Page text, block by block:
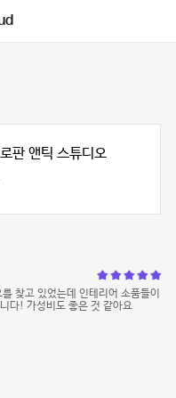
판 앤틱 스튜디오
찾고 있었는데 인테리어 소품들이
다! 가성비도 좋은 것 같아요